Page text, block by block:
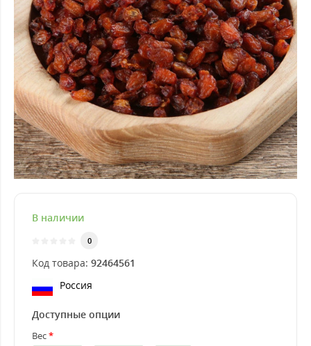
В наличии
0
Код товара: 92464561
Россия
Доступные опции
Вес